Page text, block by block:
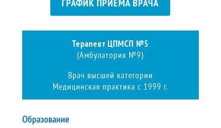
ГРАФИК ПРИЕМА ВРАЧА
Терапевт ЦПМСП №5
(Амбулатория №9)
Врач высшей категории
Медицинская практика с 1999 г.
Образование